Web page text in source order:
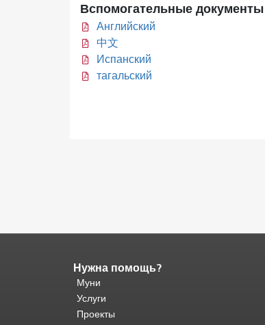
Вспомогательные документы
Английский
中文
Испанский
тагальский
Конец
содержимого
страницы.
часть
Нужна помощь?
Муни
Услуги
Проекты